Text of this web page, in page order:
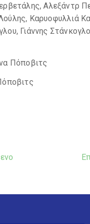
Αλεξάντρ
Καρυοφυλλιά
Γιάννης
Πόποβιτς